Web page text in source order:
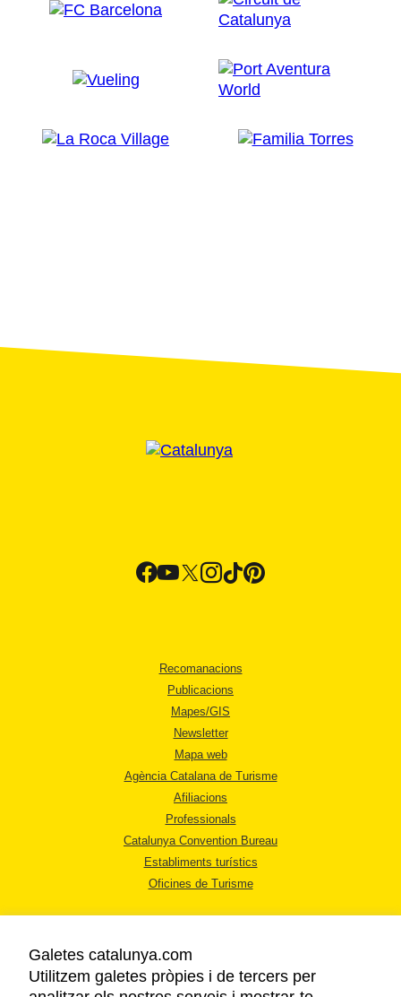
Recomanacions
Publicacions
Mapes/GIS
Newsletter
Mapa web
Agència Catalana de Turisme
Afiliacions
Professionals
Catalunya Convention Bureau
Establiments turístics
Oficines de Turisme
Galetes catalunya.com
Utilitzem galetes pròpies i de tercers per